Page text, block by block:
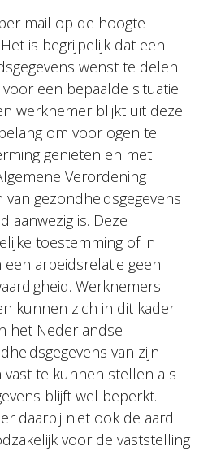
mail op de hoogte
is begrijpelijk dat een
wenst te delen
een bepaalde situatie.
werknemer blijkt uit deze
om voor ogen te
genieten en met
Verordening
gezondheidsgegevens
aanwezig is. Deze
toestemming of in
arbeidsrelatie geen
Werknemers
kunnen zich in dit kader
het Nederlandse
van zijn
te kunnen stellen als
blijft wel beperkt.
daarbij niet ook de aard
voor de vaststelling